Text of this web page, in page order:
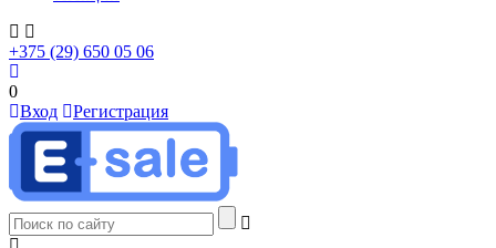
+375 (29) 650 05 06
0
Вход
Регистрация